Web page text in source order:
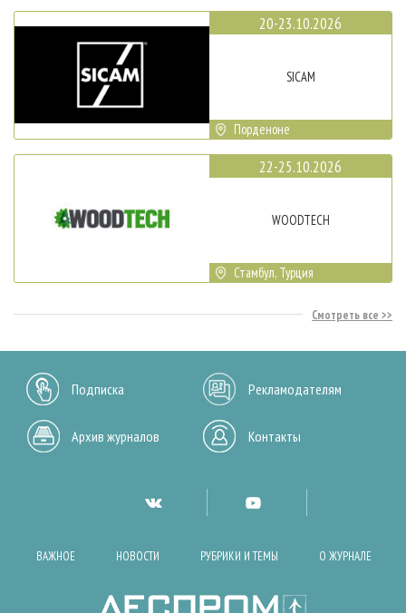
20-23.10.2026
SICAM
Порденоне
22-25.10.2026
WOODTECH
Стамбул, Турция
Смотреть все
Подписка Рекламодателям
Архив журналов Контакты
ВАЖНОЕ НОВОСТИ РУБРИКИ И ТЕМЫ О ЖУРНАЛЕ